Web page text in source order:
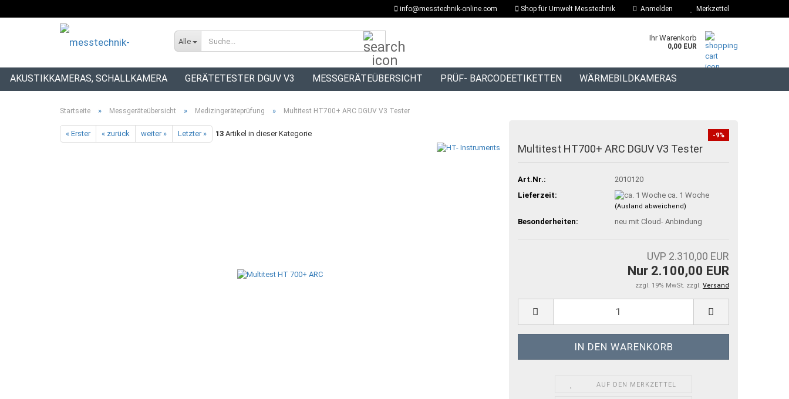
info@messtechnik-online.com Shop für Umwelt Messtechnik Anmelden Merkzettel
Alle Ihr Warenkorb
0,00 EUR
AKUSTIKKAMERAS, SCHALLKAMERA GERÄTETESTER DGUV V3 MESSGERÄTEÜBERSICHT PRÜF- BARCODEETIKETTEN WÄRMEBILDKAMERAS
Startseite » Messgeräteübersicht » Medizingeräteprüfung » Multitest HT700+ ARC DGUV V3 Tester
« Erster « zurück weiter » Letzter » 13 Artikel in dieser Kategorie -9%
Multitest HT700+ ARC DGUV V3 Tester
Art.Nr.:
2010120
Lieferzeit:
ca. 1 Woche
(Ausland abweichend)
Besonderheiten: neu mit Cloud- Anbindung
UVP 2.310,00 EUR
Nur 2.100,00 EUR
zzgl. 19% MwSt. zzgl. Versand
AUF DEN MERKZETTEL